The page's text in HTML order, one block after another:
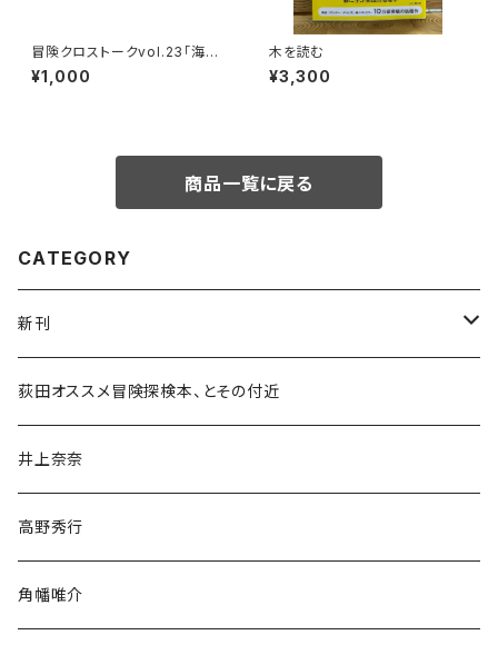
冒険クロストークvol.23「海か
ら目指す、世界最高峰」録画視聴
権
¥1,000
木を読む
¥3,300
商品一覧に戻る
CATEGORY
新刊
和書
文学・小説・物語
随筆・ノンフィクション・その他
荻田オススメ冒険探検本、とその付近
井上奈奈
高野秀行
角幡唯介